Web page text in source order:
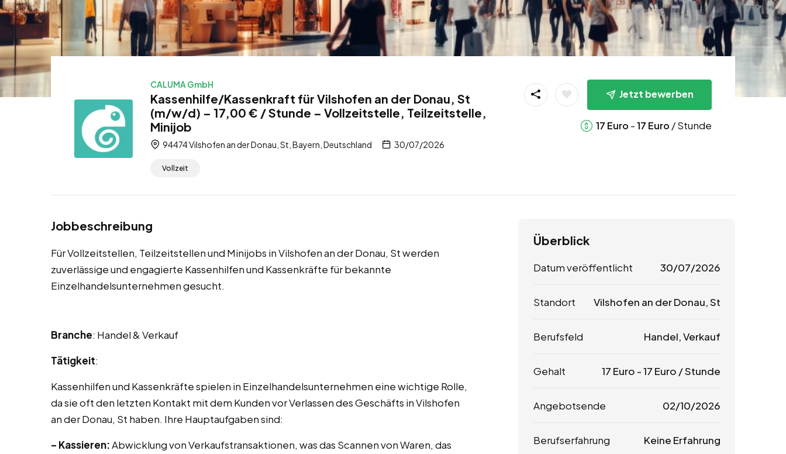
CALUMA GmbH
Kassenhilfe/Kassenkraft für Vilshofen an der Donau, St
(m/w/d) – 17,00 € / Stunde – Vollzeitstelle, Teilzeitstelle,
Minijob
94474 Vilshofen an der Donau, St, Bayern, Deutschland 30/07/2026
Vollzeit
Jetzt bewerben
17 Euro -17 Euro / Stunde
Jobbeschreibung
Für Vollzeitstellen, Teilzeitstellen und Minijobs in Vilshofen an der Donau, St werden
zuverlässige und engagierte Kassenhilfen und Kassenkräfte für bekannte
Einzelhandelsunternehmen gesucht.
Branche: Handel & Verkauf
Tätigkeit:
Kassenhilfen und Kassenkräfte spielen in Einzelhandelsunternehmen eine wichtige Rolle,
da sie oft den letzten Kontakt mit dem Kunden vor Verlassen des Geschäfts in Vilshofen
an der Donau, St haben. Ihre Hauptaufgaben sind:
– Kassieren:Abwicklung von Verkaufstransaktionen, was das Scannen von Waren, das
Überblick
Datum veröffentlicht 30/07/2026
Standort Vilshofen an der Donau, St
Berufsfeld Handel, Verkauf
Gehalt 17 Euro -17 Euro / Stunde
Angebotsende 02/10/2026
Berufserfahrung Keine Erfahrung